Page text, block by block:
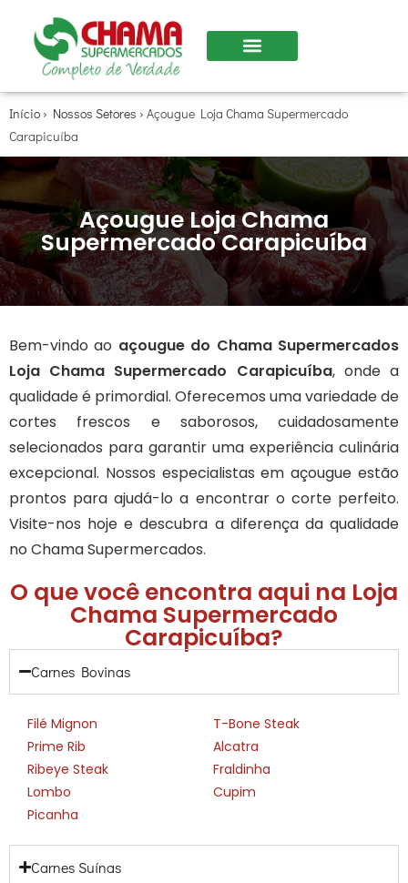
Início › Nossos Setores › Açougue Loja Chama Supermercado
Carapicuíba
Açougue Loja Chama
Supermercado Carapicuíba
Bem-vindo ao açougue do Chama Supermercados
Loja Chama Supermercado Carapicuíba, onde a
qualidade é primordial. Oferecemos uma variedade de
cortes frescos e saborosos, cuidadosamente
selecionados para garantir uma experiência culinária
excepcional. Nossos especialistas em açougue estão
prontos para ajudá-lo a encontrar o corte perfeito.
Visite-nos hoje e descubra a diferença da qualidade
no Chama Supermercados.
O que você encontra aqui na Loja
Chama Supermercado
Carapicuíba?
Carnes Bovinas
Filé Mignon
Prime Rib
Ribeye Steak
Lombo
Picanha
T-Bone Steak
Alcatra
Fraldinha
Cupim
Carnes Suínas